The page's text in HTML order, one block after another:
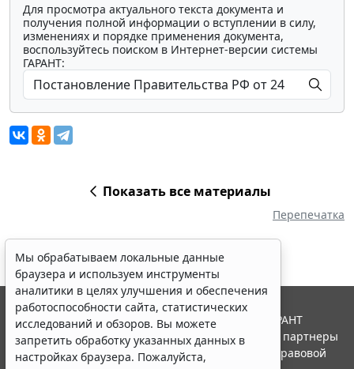
Для просмотра актуального текста документа и
получения полной информации о вступлении в силу,
изменениях и порядке применения документа,
воспользуйтесь поиском в Интернет-версии системы
ГАРАНТ:
Показать все материалы
Перепечатка
Мы обрабатываем локальные данные
браузера и используем инструменты
аналитики в целях улучшения и обеспечения
работоспособности сайта, статистических
исследований и обзоров. Вы можете
запретить обработку указанных данных в
настройках браузера. Пожалуйста,
© ООО "НПП "ГАРАНТ-СЕРВИС", 2026. Система ГАРАНТ
выпускается с 1990 года. Компания "Гарант" и ее партнеры
являются участниками Российской ассоциации правовой